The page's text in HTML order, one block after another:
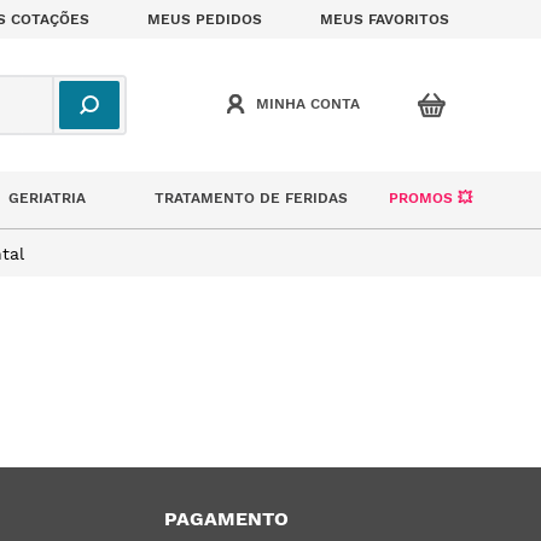
COTAÇÕES MEUS PEDIDOS MEUS FAVORITOS
GERIATRIA TRATAMENTO DE FERIDAS PROMOS 💥
PAGAMENTO